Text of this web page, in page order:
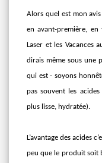
Alors quel est mon
en avant-première,
Laser et les Vacances
dirais même sous une
qui est - soyons
pas souvent les
plus lisse, hydratée).
L’avantage des acides
peu que le produit soit